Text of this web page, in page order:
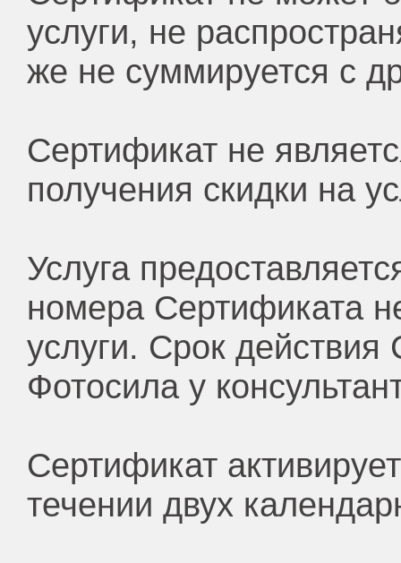
услуги, не
же не суммируется с
Сертификат не
получения скидки на
Услуга
номера Сертификата
услуги. Срок
Фотосила у
Сертификат
течении двух